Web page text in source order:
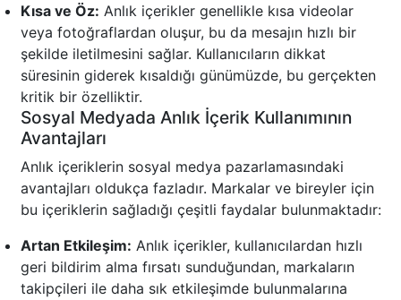
Kısa ve Öz: Anlık içerikler genellikle kısa videolar
veya fotoğraflardan oluşur, bu da mesajın hızlı bir
şekilde iletilmesini sağlar. Kullanıcıların dikkat
süresinin giderek kısaldığı günümüzde, bu gerçekten
kritik bir özelliktir.
Sosyal Medyada Anlık İçerik Kullanımının
Avantajları
Anlık içeriklerin sosyal medya pazarlamasındaki
avantajları oldukça fazladır. Markalar ve bireyler için
bu içeriklerin sağladığı çeşitli faydalar bulunmaktadır:
Artan Etkileşim: Anlık içerikler, kullanıcılardan hızlı
geri bildirim alma fırsatı sunduğundan, markaların
takipçileri ile daha sık etkileşimde bulunmalarına